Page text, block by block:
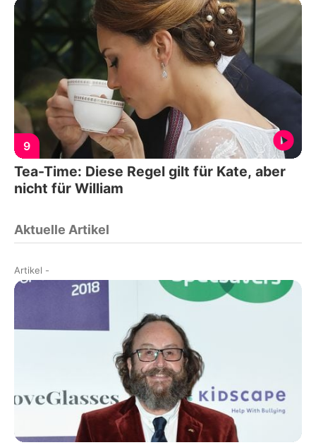
9
Tea-Time: Diese Regel gilt für Kate, aber
nicht für William
Aktuelle Artikel
Artikel -